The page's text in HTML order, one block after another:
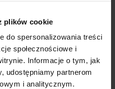
plików cookie
do spersonalizowania treści
społecznościowe i
Informacje o tym, jak
udostępniamy partnerom
i analitycznym.
pomocy, zadzwoń
od 8:00 do 18:00,
do 22:00.
220 777